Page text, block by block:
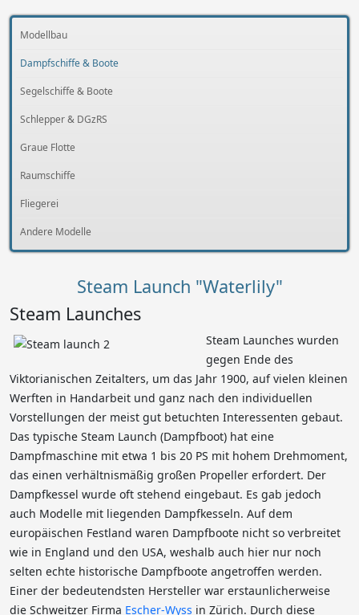
Modellbau
Dampfschiffe & Boote
Segelschiffe & Boote
Schlepper & DGzRS
Graue Flotte
Raumschiffe
Fliegerei
Andere Modelle
Steam Launch "Waterlily"
Steam Launches
Steam Launches wurden
gegen Ende des
Viktorianischen Zeitalters, um das Jahr 1900, auf vielen kleinen
Werften in Handarbeit und ganz nach den individuellen
Vorstellungen der meist gut betuchten Interessenten gebaut.
Das typische Steam Launch (Dampfboot) hat eine
Dampfmaschine mit etwa 1 bis 20 PS mit hohem Drehmoment,
das einen verhältnismäßig großen Propeller erfordert. Der
Dampfkessel wurde oft stehend eingebaut. Es gab jedoch
auch Modelle mit liegenden Dampfkesseln. Auf dem
europäischen Festland waren Dampfboote nicht so verbreitet
wie in England und den USA, weshalb auch hier nur noch
selten echte historische Dampfboote angetroffen werden.
Einer der bedeutendsten Hersteller war erstaunlicherweise
die Schweitzer Firma Escher-Wyss in Zürich. Durch diese